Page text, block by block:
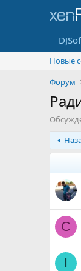
Новые
Форум
C
I